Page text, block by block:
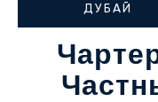
ДУБАЙ